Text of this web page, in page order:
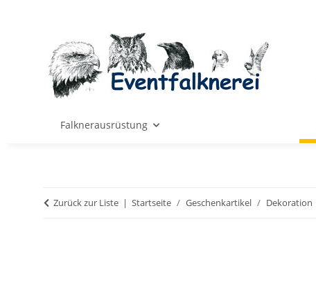
Falknerausrüstung
Zurück zur Liste Startseite Geschenkartikel Dekoration